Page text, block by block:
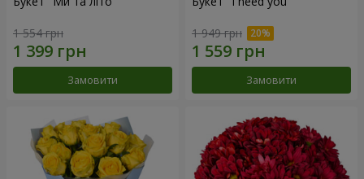
1 554 грн
Замовити
1 949 грн
Замовити